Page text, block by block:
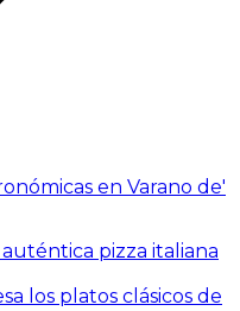
en Varano de'
pizza italiana
los platos clásicos de